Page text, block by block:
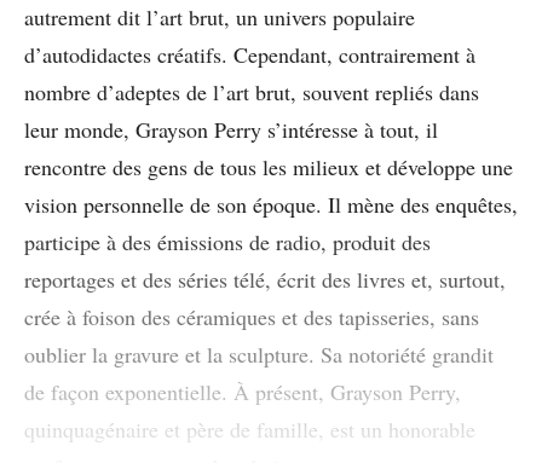
autrement dit l’art brut, un univers populaire
d’autodidactes créatifs. Cependant, contrairement à
nombre d’adeptes de l’art brut, souvent repliés dans
leur monde, Grayson Perry s’intéresse à tout, il
rencontre des gens de tous les milieux et développe une
vision personnelle de son époque. Il mène des enquêtes,
participe à des émissions de radio, produit des
reportages et des séries télé, écrit des livres et, surtout,
crée à foison des céramiques et des tapisseries, sans
oublier la gravure et la sculpture. Sa notoriété grandit
de façon exponentielle. À présent, Grayson Perry,
quinquagénaire et père de famille, est un honorable